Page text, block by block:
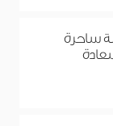
ساحرة